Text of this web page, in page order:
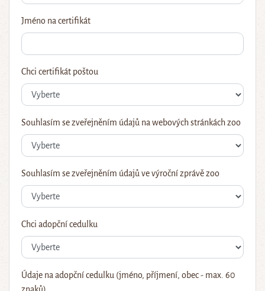
Jméno na certifikát
Chci certifikát poštou
Souhlasím se zveřejněním údajů na webových stránkách zoo
Souhlasím se zveřejněním údajů ve výroční zprávě zoo
Chci adopční cedulku
Údaje na adopční cedulku (jméno, příjmení, obec - max. 60